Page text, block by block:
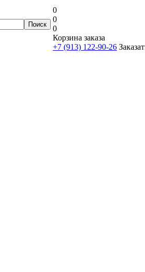
0
0
0
Корзина заказа
+7 (913) 122-90-26